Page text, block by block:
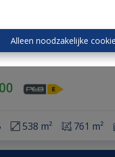
Alleen noodzakelijke
Ref: 1164
538 m² 761 m²